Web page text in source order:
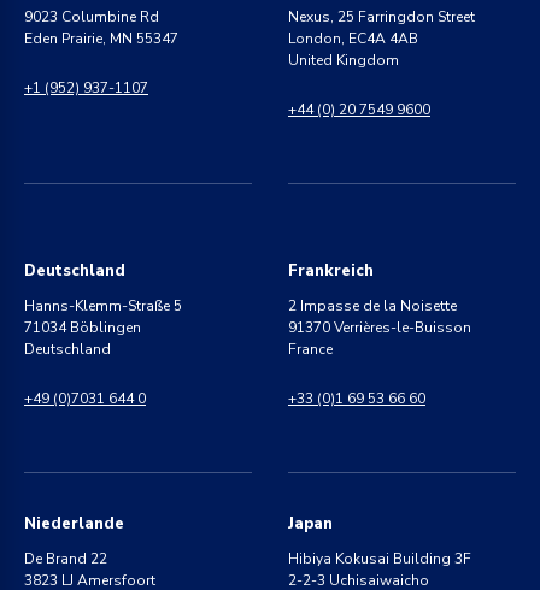
9023 Columbine Rd
Eden Prairie, MN 55347
+1 (952) 937-1107
Nexus, 25 Farringdon Street
London, EC4A 4AB
United Kingdom
+44 (0) 20 7549 9600
Deutschland
Hanns-Klemm-Straße 5
71034 Böblingen
Deutschland
+49 (0)7031 644 0
Frankreich
2 Impasse de la Noisette
91370 Verrières-le-Buisson
France
+33 (0)1 69 53 66 60
Niederlande
De Brand 22
3823 LJ Amersfoort
Japan
Hibiya Kokusai Building 3F
2-2-3 Uchisaiwaicho